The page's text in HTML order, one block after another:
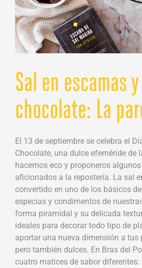
Sal en escamas y
chocolate: La
El 13 de septiembre se celebra el
Chocolate, una dulce efeméride de
hacernos eco y proponeros
aficionados a la repostería. La sal
convertido en uno de los básicos
especias y condimentos de
forma piramidal y su delicada
ideales para decorar todo tipo de
aportar una nueva dimensión a tus
pero también dulces. En Bras del
cuatro matices de sabor diferentes: